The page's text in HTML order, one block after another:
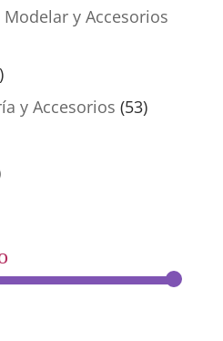
y Accesorios
y Accesorios (53)